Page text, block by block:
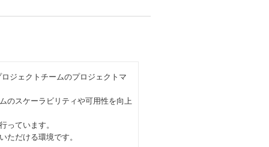
ジェクトチームのプロジェクトマ
のスケーラビリティや可用性を向上
っています。
ただける環境です。